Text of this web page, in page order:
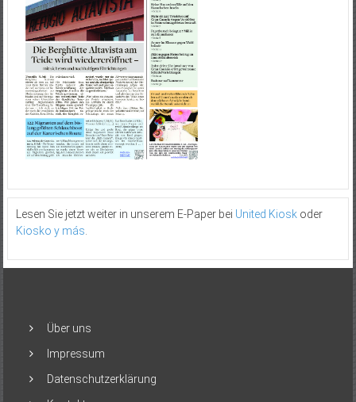
Lesen Sie jetzt weiter in unserem E-Paper bei United Kioskoder
Kiosko y más.
Über uns
Impressum
Datenschutzerklärung